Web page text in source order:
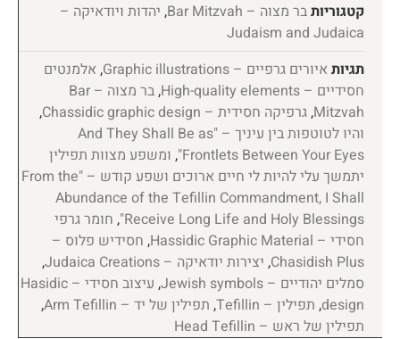
קטגוריותבר מצוה – Bar Mitzvah , יהדות ויודאיקה –
Judaism and Judaica
תגיות איורים גרפיים – Graphic illustrations , אלמנטים
חסידיים – High-quality elements
,
בר מצוה – Bar
Mitzvah
,גרפיקה חסידית – Chassidic graphic design
,
והיו לטוטפות בין עיניך – "And They Shall Be as
Frontlets Between Your Eyes"
, ומשפע מצוות תפילין
יתמשך עלי להיות לי חיים ארוכים ושפע קודש – "From the
Abundance of the Tefillin Commandment, I Shall
Receive Long Life and Holy Blessings"
, חומר גרפי
חסידי – Hassidic Graphic Material
, חסידיש פלוס –
Chasidish Plus
, יצירות יודאיקה – Judaica Creations
,
סמלים יהודיים – Jewish symbols
,
עיצוב חסידי – Hasidic
design
, תפילין – Tefillin , תפילין של יד – Arm Tefillin
,
תפילין של ראש – Head Tefillin